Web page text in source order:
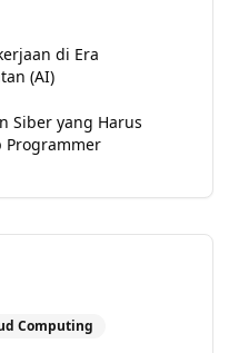
di Era
(AI)
Siber yang Harus
Programmer
Computing